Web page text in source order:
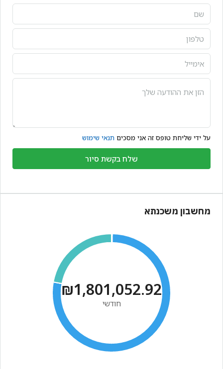
על ידי שליחת טופס זה אני מסכים תנאי שימוש
שלח בקשת סיור
מחשבון משכנתא
₪1,801,052.92
חודשי